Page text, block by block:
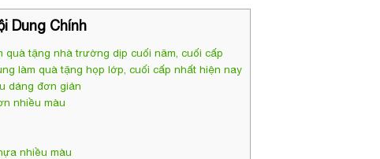
Dung Chính
tặng nhà trường dịp cuối năm, cuối cấp
làm quà tặng họp lớp, cuối cấp nhất hiện nay
dáng đơn giản
nhiều màu
nhiều màu